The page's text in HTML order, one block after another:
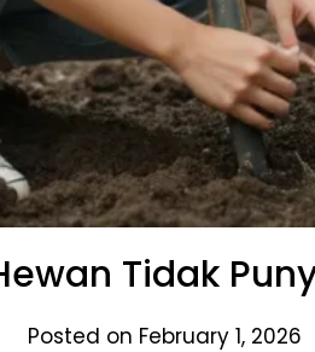
Tidak
Posted on February 1, 2026